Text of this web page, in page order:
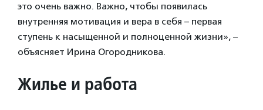
это очень важно. Важно, чтобы появилась
внутренняя мотивация и вера в себя – первая
ступень к насыщенной и полноценной жизни», –
объясняет Ирина Огородникова.
Жилье и работа